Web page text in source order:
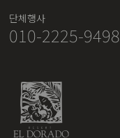
단체행사
010-2225-9498